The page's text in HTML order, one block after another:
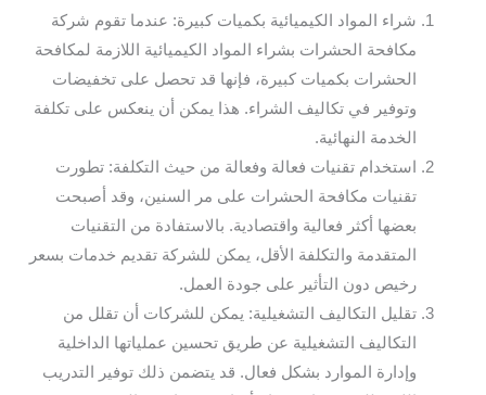
شراء المواد الكيميائية بكميات كبيرة: عندما تقوم شركة
مكافحة الحشرات بشراء المواد الكيميائية اللازمة لمكافحة
الحشرات بكميات كبيرة، فإنها قد تحصل على تخفيضات
وتوفير في تكاليف الشراء. هذا يمكن أن ينعكس على تكلفة
الخدمة النهائية.
استخدام تقنيات فعالة وفعالة من حيث التكلفة: تطورت
تقنيات مكافحة الحشرات على مر السنين، وقد أصبحت
بعضها أكثر فعالية واقتصادية. بالاستفادة من التقنيات
المتقدمة والتكلفة الأقل، يمكن للشركة تقديم خدمات بسعر
رخيص دون التأثير على جودة العمل.
تقليل التكاليف التشغيلية: يمكن للشركات أن تقلل من
التكاليف التشغيلية عن طريق تحسين عملياتها الداخلية
وإدارة الموارد بشكل فعال. قد يتضمن ذلك توفير التدريب